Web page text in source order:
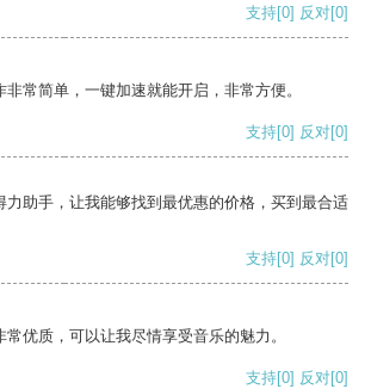
支持[0] 反对[0]
常简单，一键加速就能开启，非常方便。
支持[0] 反对[0]
力助手，让我能够找到最优惠的价格，买到最合适
支持[0] 反对[0]
优质，可以让我尽情享受音乐的魅力。
支持[0] 反对[0]